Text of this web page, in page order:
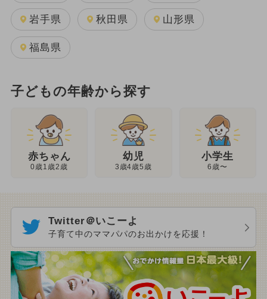
岩手県 秋田県 山形県
福島県
子どもの年齢から探す
赤ちゃん
0歳1歳2歳
幼児
3歳4歳5歳
小学生
6歳〜
Twitter＠いこーよ
子育て中のママパパのお出かけを応援！